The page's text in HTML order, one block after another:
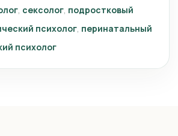
сексолог подростковый
психолог перинатальный
психолог